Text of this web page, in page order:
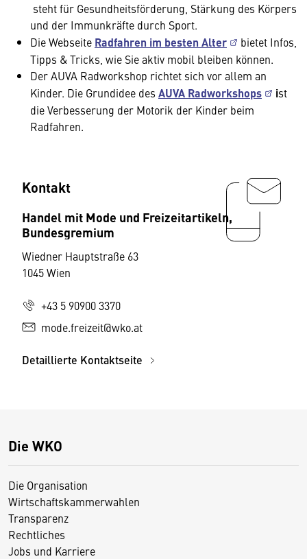
steht für Gesundheitsförderung, Stärkung des Körpers
und der Immunkräfte durch Sport.
Die Webseite Radfahren im besten Alter
bietet Infos,
Tipps & Tricks, wie Sie aktiv mobil bleiben können.
Der AUVA Radworkshop richtet sich vor allem an
Kinder. Die Grundidee des AUVA Radworkshops ist
die Verbesserung der Motorik der Kinder beim
Radfahren.
Kontakt
Handel mit Mode und Freizeitartikeln,
Bundesgremium
Wiedner Hauptstraße 63
1045 Wien
+43 5 90900 3370
mode.freizeit@wko.at
Detaillierte Kontaktseite
Die WKO
Die Organisation
Wirtschaftskammerwahlen
Transparenz
Rechtliches
Jobs und Karriere